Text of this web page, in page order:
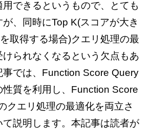
できるというもので、とても
、同時にTop K(スコアが大き
取得する場合)クエリ処理の最
られなくなるという欠点もあ
事では、Function Score Query
性質を利用し、Function Score
クエリ処理の最適化を両立さ
説明します。本記事は読者が